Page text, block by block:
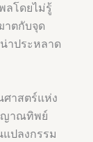
ลโดยไม่รู้
าตกับจุด
าประหลาด
าสตร์แห่ง
ญาณทิพย์
ปลงกรรม